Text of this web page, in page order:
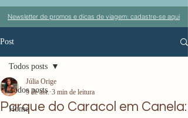
Newsletter de promos e dicas de viagem: cadastre-se aqui
Post
Todos posts
Home
Todos posts
Parque do Caracol em Canela:
Júlia Orige
9 de abr. 3 min de leitura